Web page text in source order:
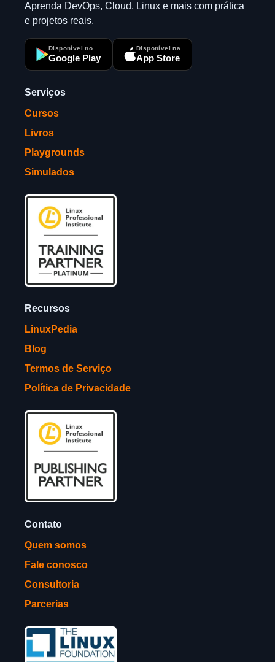
Aprenda DevOps, Cloud, Linux e mais com prática
e projetos reais.
Disponível no
Google Play
Disponível na
App Store
Serviços
Cursos
Livros
Playgrounds
Simulados
Recursos
LinuxPedia
Blog
Termos de Serviço
Política de Privacidade
Contato
Quem somos
Fale conosco
Consultoria
Parcerias